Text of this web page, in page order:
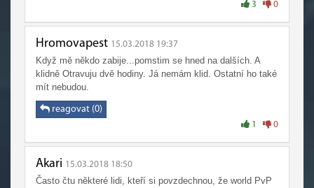
3 0
Hromovapest 15.03.2018 19:37
Když mě někdo zabije...pomstim se hned na dalších. A
klidně Otravuju dvě hodiny. Já nemám klid. Ostatní ho také
mít nebudou.
reagovat (0)
1 0
Akari 15.03.2018 18:50
Často čtu některé lidi, kteří si povzdechnou, že world PvP